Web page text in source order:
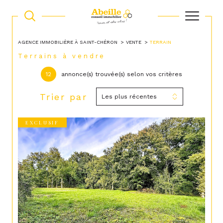
AGENCE IMMOBILIÈRE À SAINT-CHÉRON VENTE TERRAIN
Terrains à vendre
12 annonce(s) trouvée(s) selon vos critères
Trier par Les plus récentes
EXCLUSIF